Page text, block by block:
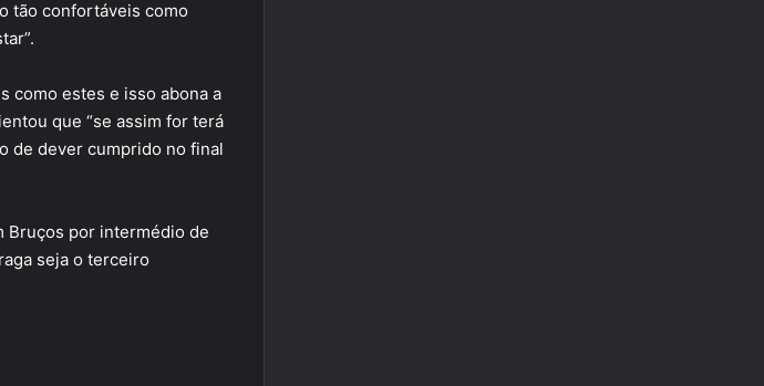
tão confortáveis como
como estes e isso abona a
que “se assim for terá
de dever cumprido no final
Bruços por intermédio de
seja o terceiro